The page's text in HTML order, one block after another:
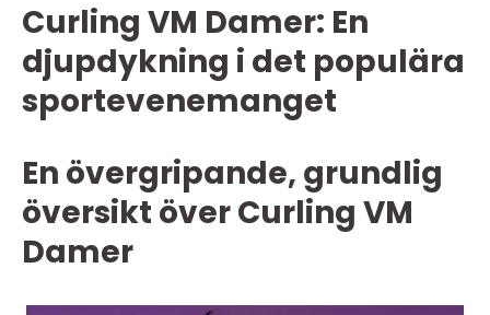
Curling VM Damer: En
djupdykning i det populära
sportevenemanget
En övergripande, grundlig
översikt över Curling VM
Damer